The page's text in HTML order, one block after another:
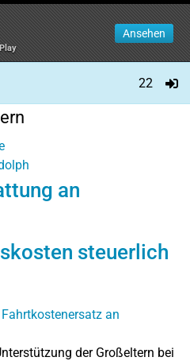
Ansehen
22
an
steuerlich
der Großeltern bei